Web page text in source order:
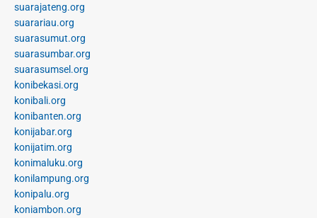
suarajateng.org
suarariau.org
suarasumut.org
suarasumbar.org
suarasumsel.org
konibekasi.org
konibali.org
konibanten.org
konijabar.org
konijatim.org
konimaluku.org
konilampung.org
konipalu.org
koniambon.org